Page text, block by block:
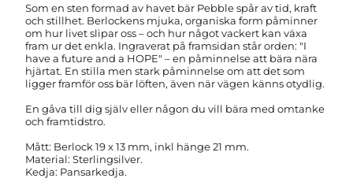
Som en sten formad av havet bär Pebble spår av tid, kraft
och stillhet. Berlockens mjuka, organiska form påminner
om hur livet slipar oss – och hur något vackert kan växa
fram ur det enkla. Ingraverat på framsidan står orden: "I
have a future and a HOPE" – en påminnelse att bära nära
hjärtat. En stilla men stark påminnelse om att det som
ligger framför oss bär löften, även när vägen känns otydlig.
En gåva till dig själv eller någon du vill bära med omtanke
och framtidstro.
Mått: Berlock 19 x 13 mm, inkl hänge 21 mm.
Material: Sterlingsilver.
Kedja: Pansarkedja.